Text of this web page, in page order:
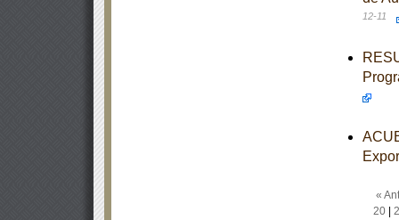
12-11
«
20|